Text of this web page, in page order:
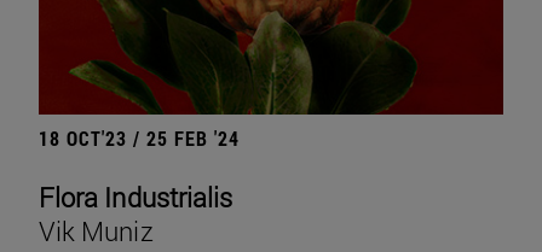
18 OCT'23 / 25 FEB '24
Flora Industrialis
Vik Muniz